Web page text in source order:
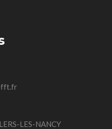
LES-NANCY